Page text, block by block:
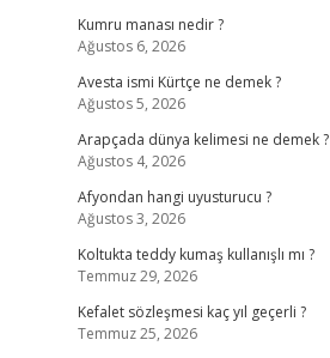
Kumru manası nedir ?
Ağustos 6, 2026
Avesta ismi Kürtçe ne demek ?
Ağustos 5, 2026
Arapçada dünya kelimesi ne demek ?
Ağustos 4, 2026
Afyondan hangi uyusturucu ?
Ağustos 3, 2026
Koltukta teddy kumaş kullanışlı mı ?
Temmuz 29, 2026
Kefalet sözleşmesi kaç yıl geçerli ?
Temmuz 25, 2026